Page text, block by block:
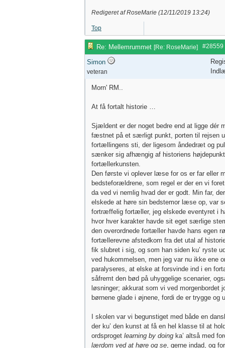
Redigeret af RoseMarie (12/11/2019 13:24)
Top
#28559
Re: Mellemrummet [Re: RoseMarie]
Simon
veteran
Morn' RM..
At få fortalt historie …
Sjældent er der noget bedre end at ligge dér
fæstnet på et særligt punkt, porten til rejsen
fortællingens sti, der ligesom åndedræt og
sænker sig afhængig af historiens
fortællerkunsten.
Den første vi oplever læse for os er far eller
bedsteforældrene, som regel er der en vi
da ved vi nemlig hvad der er godt. Min far,
elskede at høre sin bedstemor læse op, var
fortræffelig fortæller, jeg elskede eventyret i
hvor hver karakter havde sit eget særlige
den overordnede fortæller havde hans egen
fortællerevne afstedkom fra det utal af
fik slubret i sig, og som han siden ku’ ryste
ved hukommelsen, men jeg var nu ikke ene
paralyseres, at elske at forsvinde ind i en
såfremt den bød på uhyggelige scenarier,
løsninger; akkurat som vi ved morgenbordet
børnene glade i øjnene, fordi de er trygge og
I skolen var vi begunstiget med både en
der ku’ den kunst at få en hel klasse til at
ordsproget learning by doing ka’ altså med
lærdom ved at høre og se, gerne indad, og